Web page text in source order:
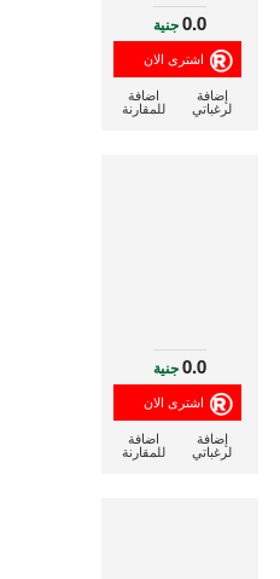
0.0جنية
إضافة
لرغباتي
اضافة
للمقارنة
0.0جنية
إضافة
لرغباتي
اضافة
للمقارنة